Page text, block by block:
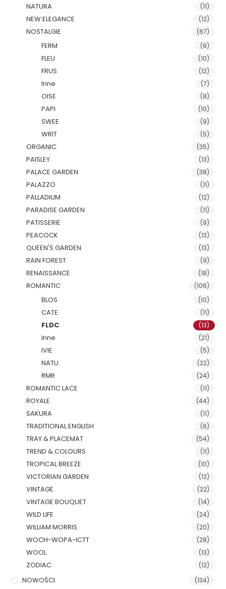
NATURA (11)
NEW ELEGANCE (12)
NOSTALGIE (67)
FERM (6)
FLEU (10)
FRUS (12)
Inne (7)
OISE (8)
PAPI (10)
SWEE (9)
WRIT (5)
ORGANIC (35)
PAISLEY (13)
PALACE GARDEN (38)
PALAZZO (11)
PALLADIUM (12)
PARADISE GARDEN (11)
PATISSERIE (9)
PEACOCK (13)
QUEEN'S GARDEN (13)
RAIN FOREST (9)
RENAISSANCE (18)
ROMANTIC (106)
BLOS (10)
CATE (11)
FLDC (13)
Inne (21)
IVIE (5)
NATU (22)
RMR (24)
ROMANTIC LACE (11)
ROYALE (44)
SAKURA (11)
TRADITIONAL ENGLISH (6)
TRAY & PLACEMAT (54)
TREND & COLOURS (11)
TROPICAL BREEZE (10)
VICTORIAN GARDEN (12)
VINTAGE (22)
VINTAGE BOUQUET (14)
WILD LIFE (24)
WILLIAM MORRIS (20)
WOCH-WOPA-ICTT (28)
WOOL (13)
ZODIAC (12)
NOWOŚCI (134)